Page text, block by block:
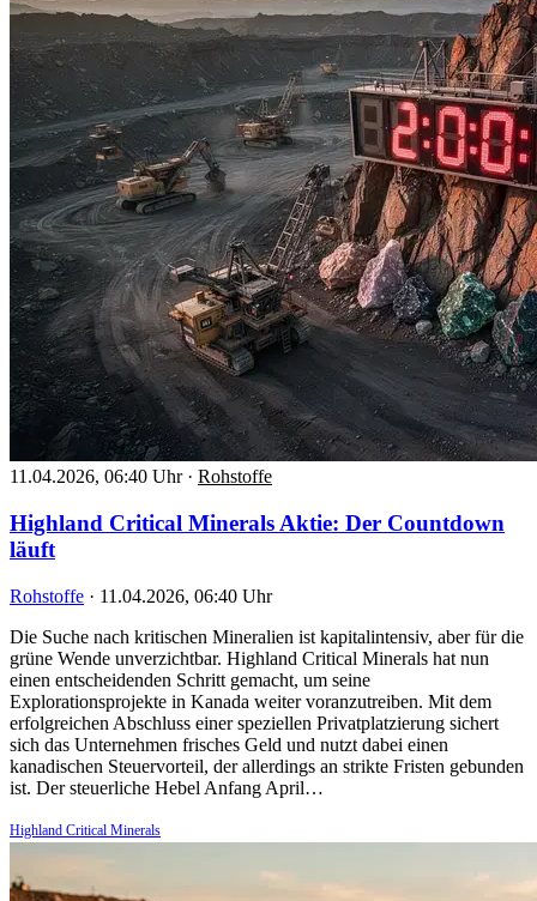
11.04.2026, 06:40 Uhr · Rohstoffe
Highland Critical Minerals Aktie: Der Countdown
läuft
Rohstoffe · 11.04.2026, 06:40 Uhr
Die Suche nach kritischen Mineralien ist kapitalintensiv, aber für die
grüne Wende unverzichtbar. Highland Critical Minerals hat nun
einen entscheidenden Schritt gemacht, um seine
Explorationsprojekte in Kanada weiter voranzutreiben. Mit dem
erfolgreichen Abschluss einer speziellen Privatplatzierung sichert
sich das Unternehmen frisches Geld und nutzt dabei einen
kanadischen Steuervorteil, der allerdings an strikte Fristen gebunden
ist. Der steuerliche Hebel Anfang April…
Highland Critical Minerals